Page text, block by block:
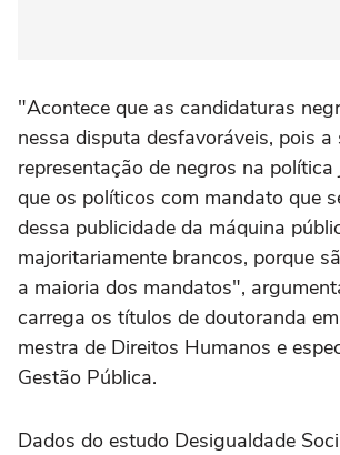
"Acontece que as candidaturas
nessa disputa desfavoráveis, pois a
representação de negros na
que os políticos com mandato que
dessa publicidade da máquina
majoritariamente brancos, porque
a maioria dos mandatos",
carrega os títulos de doutoranda
mestra de Direitos Humanos e
Gestão Pública.
Dados do estudo Desigualdade